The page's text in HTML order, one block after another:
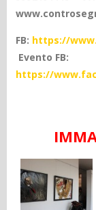
FB: https://
Evento FB:
https://